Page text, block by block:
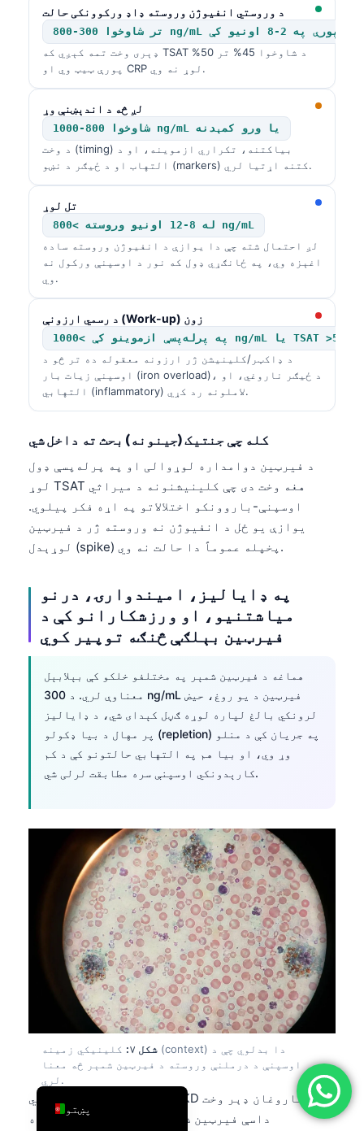
د وروستي انفیوژن وروسته ډاډ ورکوونکی حالت
تر شاوخوا 300-800 ng/mL پورې په 2-8 اونیو کې
ډېری وخت تمه کېږي که TSAT د شاوخوا 45% تر 50%
پورې ټیټ وي او CRP لوړ نه وي.
لږ څه د اندېښنې وړ
شاوخوا 800-1000 ng/mL یا ورو کمېدنه
د وخت (timing) بیاکتنه، تکراري ازموینه، او د
التهاب او د ځیګر د نښو (markers) کتنه اړتیا لري.
تل لوړ
له 8-12 اونیو وروسته >800 ng/mL
لږ احتمال شته چې دا یوازې د انفیوژن وروسته ساده
اغېزه وي، په ځانګړي ډول که نور د اوسپنې ورکول نه
وي.
د رسمي ارزونې (Work-up) زون
په پرله‌پسې ازموینو کې >1000 ng/mL یا TSAT >50%
د ډاکټر/کلینیشن ژر ارزونه معقوله ده تر څو د
اوسپنې زیات بار (iron overload)، د ځیګر ناروغي، او
التهابي (inflammatory) لاملونه رد کړي.
کله چې جنتیک (جینونه) بحث ته داخل شي
د فیرټین دوامداره لوړوالی او په پرله‌پسې ډول
لوړ TSAT هغه وخت دی چې کلینیشنونه د میراثي
اوسپنې-باروونکو اختلالاتو په اړه فکر پیلوي.
یوازې یو ځل د انفیوژن نه وروسته ژر د فیرټین
لوړېدل (spike) پخپله عموماً دا حالت نه وي.
په ډایالیز، امیندوارۍ، درنو
میاشتنيو، او ورزشکارانو کې د
فیرټین بېلګې څنګه توپیر کوي
هماغه د فیرټین شمېر په مختلفو خلکو کې بېلابېل
معناوې لري. د 300 ng/mL فیرټین د یو روغ، حیض
لرونکي بالغ لپاره لوړه ګڼل کېدای شي، د ډایالیز
پر مهال د بیا ډکولو (repletion) په جریان کې د منلو
وړ وي، او بیا هم په التهابي حالتونو کې د کم
کارېدونکي اوسپنې سره مطابقت لرلی شي.
شکل ۷:
کلینیکي زمینه (context) دا بدلوي چې د
اوسپنې د درملنې وروسته د فیرټین شمېر څه معنا
لري.
د ډایالیز او پرمختللي CKD ناروغان ډېر وخت
داسې فیرټین شمېرې لري چې د نورو لپاره
پښتو
Deutsch
العربية
Français
עִבְרִית
Italiano
Español
Português
Ελληνικά
Türkçe
فارسی
Български
Dansk
Nederlands
Bahasa Indonesia
Հայերեն
Српски језик
Bosanski
Azərbaycan dili
Eesti
日本語
Čeština
ქართული
Русский
Lietuvių kalba
한국어
Slovenščina
Shqip
বাংলা
اردو
मराठी
తెలుగు
தமிழ்
ગુજરાતી